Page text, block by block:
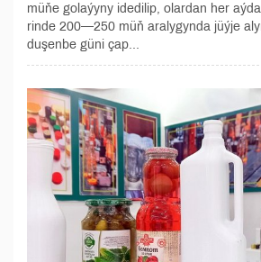
mü­ňe go­la­ýyny idedilip, olar­dan her
rin­de 200­—­250 müň ara­ly­gyn­da jüý­je
duşenbe güni çap...